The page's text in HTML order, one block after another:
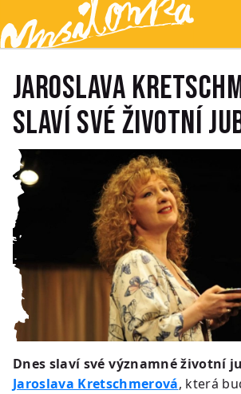
Přejít na hlavní obsah
Přejít na navigaci
Přejít na hledání
Ypsilonka
JAROSLAVA
SLAVÍ SVÉ ŽIVOTNÍ
Dnes slaví své významné životní
Jaroslava Kretschmerová, která